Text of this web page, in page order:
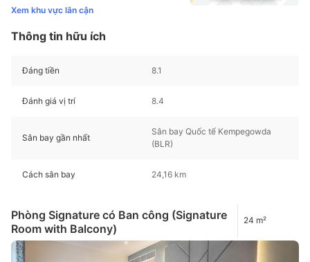
Xem khu vực lân cận
Thông tin hữu ích
Đáng tiền 8.1
Đánh giá vị trí 8.4
Sân bay gần nhất
Sân bay Quốc tế Kempegowda
(BLR)
Cách sân bay 24,16 km
Phòng Signature có Ban công (Signature
Room with Balcony)
24 m²